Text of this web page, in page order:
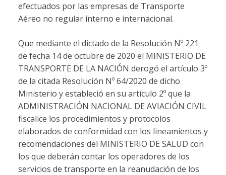
efectuados por las empresas de Transporte
Aéreo no regular interno e internacional.
Que mediante el dictado de la Resolución Nº 221
de fecha 14 de octubre de 2020 el MINISTERIO DE
TRANSPORTE DE LA NACIÓN derogó el artículo 3º
de la citada Resolución Nº 64/2020 de dicho
Ministerio y estableció en su artículo 2º que la
ADMINISTRACIÓN NACIONAL DE AVIACIÓN CIVIL
fiscalice los procedimientos y protocolos
elaborados de conformidad con los lineamientos y
recomendaciones del MINISTERIO DE SALUD con
los que deberán contar los operadores de los
servicios de transporte en la reanudación de los